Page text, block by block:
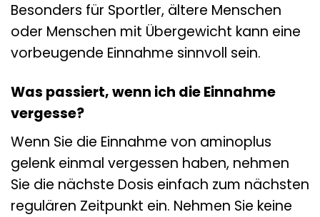
Besonders für Sportler, ältere Menschen
oder Menschen mit Übergewicht kann eine
vorbeugende Einnahme sinnvoll sein.
Was passiert, wenn ich die Einnahme
vergesse?
Wenn Sie die Einnahme von aminoplus
gelenk einmal vergessen haben, nehmen
Sie die nächste Dosis einfach zum nächsten
regulären Zeitpunkt ein. Nehmen Sie keine